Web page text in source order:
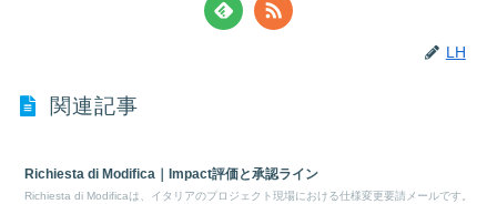
LH
関連記事
Richiesta di Modifica｜Impact評価と承認ライン
Richiesta di Modificaは、イタリアのプロジェクト現場における仕様変更要請メールです。